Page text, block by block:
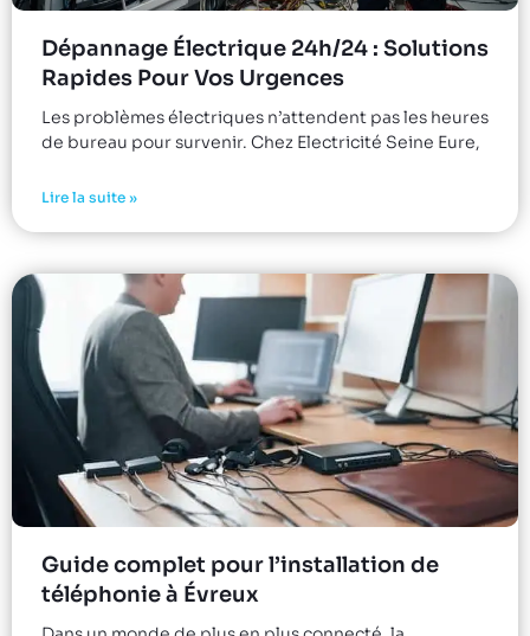
Dépannage Électrique 24h/24 : Solutions
Rapides Pour Vos Urgences
Les problèmes électriques n’attendent pas les heures
de bureau pour survenir. Chez Electricité Seine Eure,
Lire la suite »
Guide complet pour l’installation de
téléphonie à Évreux